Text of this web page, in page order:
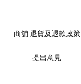
商舖 退貨及退款政策
提出意見